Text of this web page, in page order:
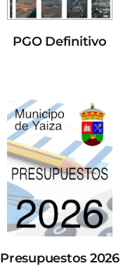
PGO Definitivo
Presupuestos 2026